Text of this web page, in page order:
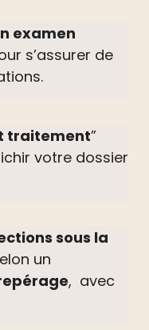
examen
s’assurer de
traitement”
votre dossier
sous la
un
, avec